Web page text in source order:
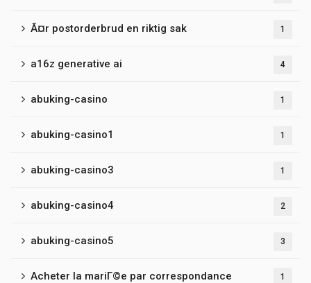
Ã¤r postorderbrud en riktig sak 1
a16z generative ai 4
abuking-casino 1
abuking-casino1 1
abuking-casino3 1
abuking-casino4 2
abuking-casino5 3
Acheter la mariГ©e par correspondance 1